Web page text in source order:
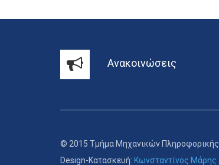
Ανακοινώσεις
© 2015 Τμήμα Μηχανικών Πληροφορικής
Design-Κατασκευή: Κωνσταντίνος Μάρης